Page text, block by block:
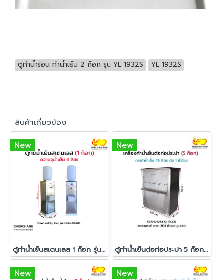
ตู้ทำน้ำร้อน ทำน้ำเย็น 2 ก็อก รุ่น YL 1932S YL 1932S
สินค้าเกี่ยวข้อง
New
ตู้ทำน้ำเย็นสเตนเลส 1 ก็อก รุ่น NANA-186286
New
ตู้ทำน้ำเย็นต่อท่อประปา 5 ก๊อก Standard รุ่น RC05
New New